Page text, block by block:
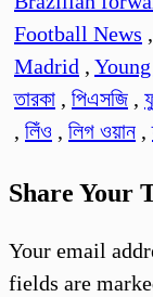
Football News ,
Madrid ,
তারকা , পিএসজি ,
, লিঁও , লিগ ওয়ান ,
Share Your
Your email
fields are